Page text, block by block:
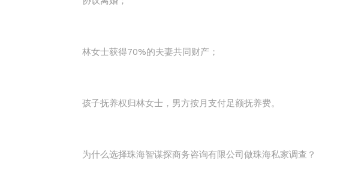
林女士获得70%的夫妻共同财产；
孩子抚养权归林女士，男方按月支付足额抚养费。
为什么选择珠海智谋探商务咨询有限公司做珠海私家调查？